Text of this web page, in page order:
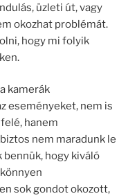
üzleti út, vagy
okozhat problémát.
hogy mi folyik
kamerák
eseményeket, nem is
hanem
nem maradunk le
hogy kiváló
sok gondot okozott,